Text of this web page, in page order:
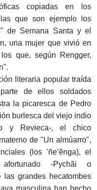
copiadas en los
que son ejemplo los
de Semana Santa y el
una mujer que vivió en
que, según Rengger,
literaria popular traída
de ellos soldados
la picaresca de Pedro
burlesca del viejo indio
y Revieca-, el chico
de "Un almúarro",
(los ’ñe’ẽnga), el
-Pychãi o
las grandes hecatombes